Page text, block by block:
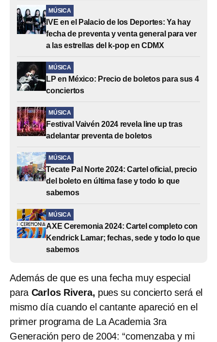
MÚSICA
IVE en el Palacio de los Deportes: Ya hay
fecha de preventa y venta general para ver
a las estrellas del k-pop en CDMX
MÚSICA
LP en México: Precio de boletos para sus 4
conciertos
MÚSICA
Festival Vaivén 2024 revela line up tras
adelantar preventa de boletos
MÚSICA
Tecate Pal Norte 2024: Cartel oficial, precio
del boleto en última fase y todo lo que
sabemos
MÚSICA
AXE Ceremonia 2024: Cartel completo con
Kendrick Lamar; fechas, sede y todo lo que
sabemos
Además de que es una fecha muy especial
para Carlos Rivera, pues su concierto será el
mismo día cuando el cantante apareció en el
primer programa de La Academia 3ra
Generación pero de 2004: “comenzaba y mi